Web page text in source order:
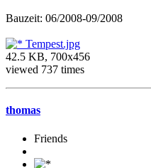
Bauzeit: 06/2008-09/2008
Tempest.jpg
42.5 KB, 700x456
viewed 737 times
thomas
Friends